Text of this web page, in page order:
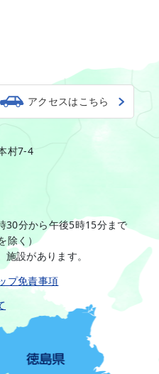
アクセスはこちら
村7-4
30分から午後5時15分まで
除く）
設があります。
プ免責事項